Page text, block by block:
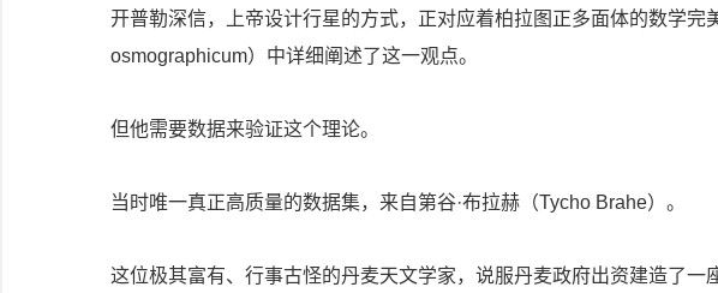
开普勒深信，上帝设计行星的方式，正对应着柏拉图正多面体的数学完
osmographicum）中详细阐述了这一观点。
但他需要数据来验证这个理论。
当时唯一真正高质量的数据集，来自第谷·布拉赫（Tycho Brahe）。
这位极其富有、行事古怪的丹麦天文学家，说服丹麦政府出资建造了